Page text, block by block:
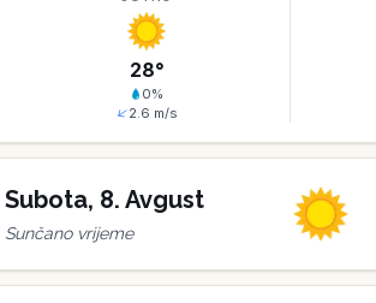
28°
0%
2.6 m/s
Subota, 8. Avgust
Sunčano vrijeme